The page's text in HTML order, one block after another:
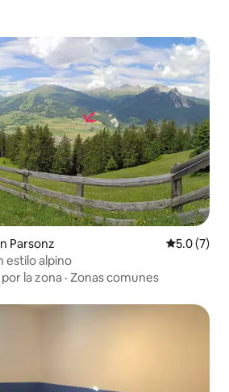
Parsonz
5.0 (7)
estilo alpino
la zona · Zonas comunes